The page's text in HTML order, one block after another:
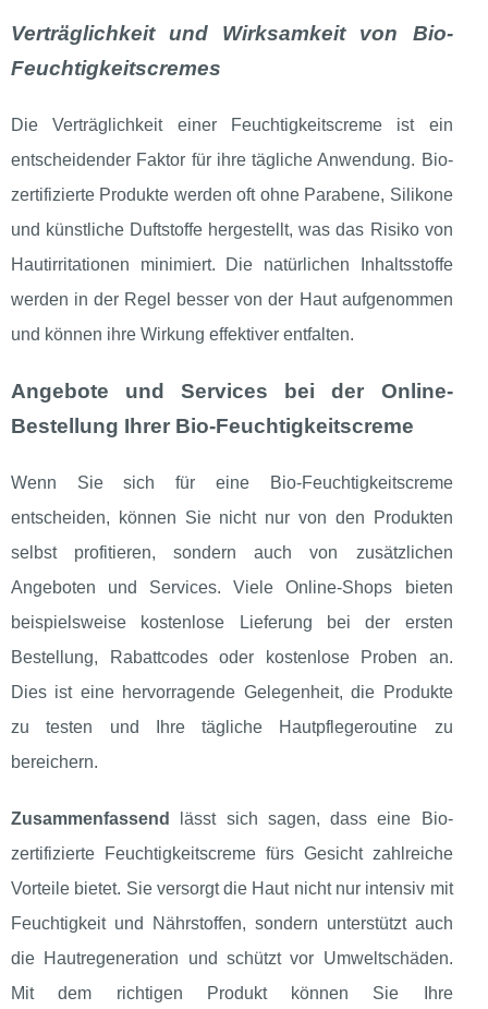
Verträglichkeit und Wirksamkeit von Bio-
Feuchtigkeitscremes
Die Verträglichkeit einer Feuchtigkeitscreme ist ein
entscheidender Faktor für ihre tägliche Anwendung. Bio-
zertifizierte Produkte werden oft ohne Parabene, Silikone
und künstliche Duftstoffe hergestellt, was das Risiko von
Hautirritationen minimiert. Die natürlichen Inhaltsstoffe
werden in der Regel besser von der Haut aufgenommen
und können ihre Wirkung effektiver entfalten.
Angebote und Services bei der Online-
Bestellung Ihrer Bio-Feuchtigkeitscreme
Wenn Sie sich für eine Bio-Feuchtigkeitscreme
entscheiden, können Sie nicht nur von den Produkten
selbst profitieren, sondern auch von zusätzlichen
Angeboten und Services. Viele Online-Shops bieten
beispielsweise kostenlose Lieferung bei der ersten
Bestellung, Rabattcodes oder kostenlose Proben an.
Dies ist eine hervorragende Gelegenheit, die Produkte
zu testen und Ihre tägliche Hautpflegeroutine zu
bereichern.
Zusammenfassend
lässt sich sagen, dass eine Bio-
zertifizierte Feuchtigkeitscreme fürs Gesicht zahlreiche
Vorteile bietet. Sie versorgt die Haut nicht nur intensiv mit
Feuchtigkeit und Nährstoffen, sondern unterstützt auch
die Hautregeneration und schützt vor Umweltschäden.
Mit dem richtigen Produkt können Sie Ihre